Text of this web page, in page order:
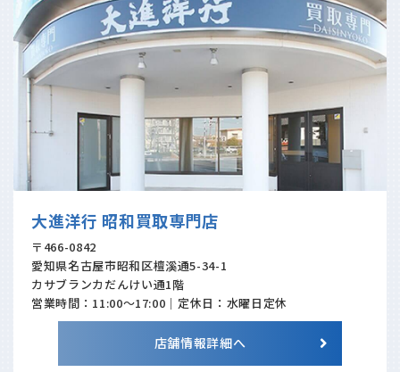
大進洋行 昭和買取専門店
〒466-0842
愛知県名古屋市昭和区檀溪通5-34-1
カサブランカだんけい通1階
営業時間：11:00〜17:00｜定休日：水曜日定休
店舗情報詳細へ